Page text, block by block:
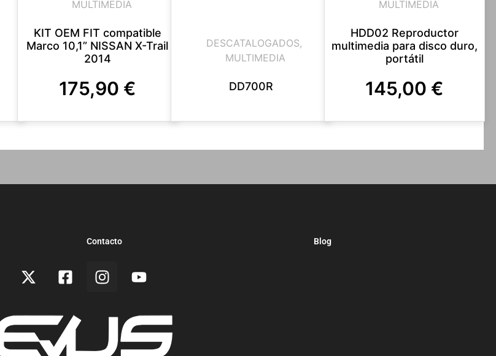
MULTIMEDIA
KIT OEM FIT compatible
Marco 10,1” NISSAN X-Trail
2014
175,90 €
DESCATALOGADOS,
MULTIMEDIA
DD700R
MULTIMEDIA
HDD02 Reproductor
multimedia para disco duro,
portátil
145,00 €
Contacto Blog